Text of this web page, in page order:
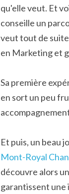
qu'elle veut. Et
conseille un
veut tout de
en Marketing et
Sa première
en sort un peu
Et puis, un beau
Mont-Royal
découvre alors
garantissent une